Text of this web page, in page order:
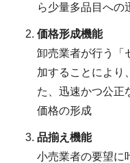
ら少量多品目への
価格形成機能
卸売業者が行う「
加することにより
た、迅速かつ公正
価格の形成
品揃え機能
小売業者の要望に